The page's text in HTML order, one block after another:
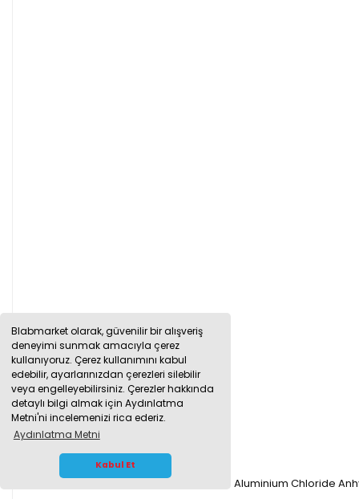
Blabmarket olarak, güvenilir bir alışveriş
deneyimi sunmak amacıyla çerez
kullanıyoruz. Çerez kullanımını kabul
edebilir, ayarlarınızdan çerezleri silebilir
veya engelleyebilirsiniz. Çerezler hakkında
detaylı bilgi almak için Aydınlatma
Metni'ni incelemenizi rica ederiz.
Aydınlatma Metni
Kabul Et
Merck 801081.1000 Alüminyum Klorür 1kg - Aluminium Chloride
WHATSAPP İLETİŞİM